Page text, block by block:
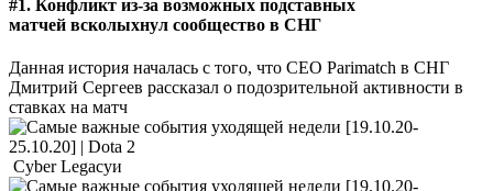
#1. Конфликт из-за возможных подставных
матчей всколыхнул сообщество в СНГ
Данная история началась с того, что CEO Parimatch в СНГ
Дмитрий Сергеев рассказал о подозрительной активности в
ставках на матч
Cyber Legacyи